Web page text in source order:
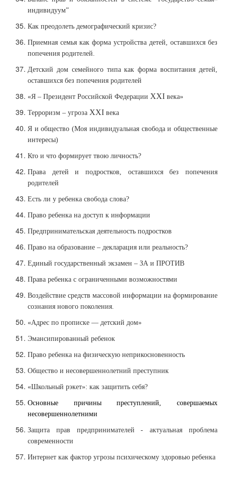
индивидуум”
Как преодолеть демографический кризис?
Приемная семья как форма устройства детей, оставшихся без
попечения родителей.
Детский дом семейного типа как форма воспитания детей,
оставшихся без попечения родителей
«Я – Президент Российской Федерации XXI века»
Терроризм – угроза XXI века
Я и общество (Моя индивидуальная свобода и общественные
интересы)
Кто и что формирует твою личность?
Права детей и подростков, оставшихся без попечения
родителей
Есть ли у ребенка свобода слова?
Право ребенка на доступ к информации
Предпринимательская деятельность подростков
Право на образование – декларация или реальность?
Единый государственный экзамен – ЗА и ПРОТИВ
Права ребенка с ограниченными возможностями
Воздействие средств массовой информации на формирование
сознания нового поколения.
«Адрес по прописке — детский дом»
Эмансипированный ребенок
Право ребенка на физическую неприкосновенность
Общество и несовершеннолетний преступник
«Школьный рэкет»: как защитить себя?
Основные причины преступлений, совершаемых
несовершеннолетними
Защита прав предпринимателей - актуальная проблема
современности
Интернет как фактор угрозы психическому здоровью ребенка